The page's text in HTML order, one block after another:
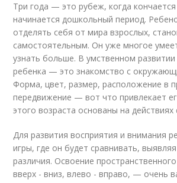
Три года — это рубеж, когда
начинается дошкольный период.
отделять себя от мира взрослых,
самостоятельным. Он уже многое
узнать больше. В умственном развитии
ребенка — это знакомство с
Форма, цвет, размер, расположение в
передвижение — вот что привлекает
этого возраста основаны на
Для развития восприятия и внимания
игры, где он будет сравнивать,
различия. Освоение
вверх - вниз, влево - вправо, — очень